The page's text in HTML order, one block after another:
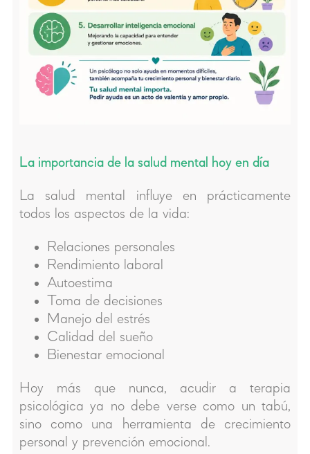
La importancia de la salud mental hoy en día
La salud mental influye en prácticamente
todos los aspectos de la vida:
Relaciones personales
Rendimiento laboral
Autoestima
Toma de decisiones
Manejo del estrés
Calidad del sueño
Bienestar emocional
Hoy más que nunca, acudir a terapia
psicológica ya no debe verse como un tabú,
sino como una herramienta de crecimiento
personal y prevención emocional.